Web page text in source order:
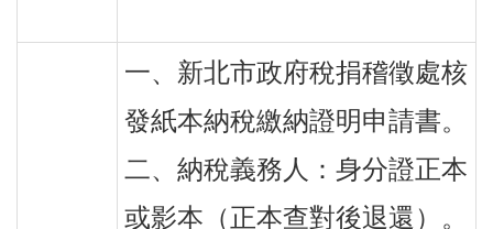
一、新北市政府稅捐稽徵處核
發紙本納稅繳納證明申請書。
二、納稅義務人：身分證正本
或影本（正本查對後退還）。